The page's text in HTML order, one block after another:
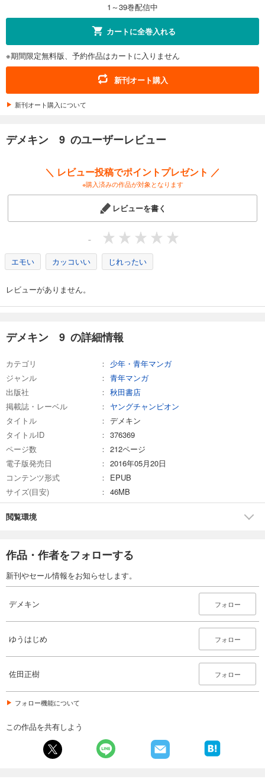
デメキン 12
円 (税込)
デメキン 13
試し読み
あらすじを表示する
デメキン 14
あらすじを表示する
704円 (税込)
あらすじを表示する
デメキン 16
あらすじを表示する
704円 (税込)
あらすじを表示する
デメキン 18
704円 (税込)
カート
試し読み
デメキン 19
カート
デメキン 20
円 (税込)
1～39巻配信中
カートに全巻入れる
※期間限定無料版、予約作品はカートに入りません
新刊オート購入
新刊オート購入について
デメキン 9 のユーザーレビュー
＼ レビュー投稿でポイントプレゼント ／
※購入済みの作品が対象となります
レビューを書く
-
エモい カッコいい じれったい
レビューがありません。
デメキン 9 の詳細情報
カテゴリ
少年・青年マンガ
ジャンル
青年マンガ
出版社
秋田書店
掲載誌・レーベル
ヤングチャンピオン
タイトル
デメキン
タイトルID
376369
ページ数
212ページ
電子版発売日
2016年05月20日
コンテンツ形式
EPUB
サイズ(目安)
46MB
閲覧環境
作品・作者をフォローする
新刊やセール情報をお知らせします。
デメキン フォロー
ゆうはじめ フォロー
佐田正樹 フォロー
フォロー機能について
この作品を共有しよう